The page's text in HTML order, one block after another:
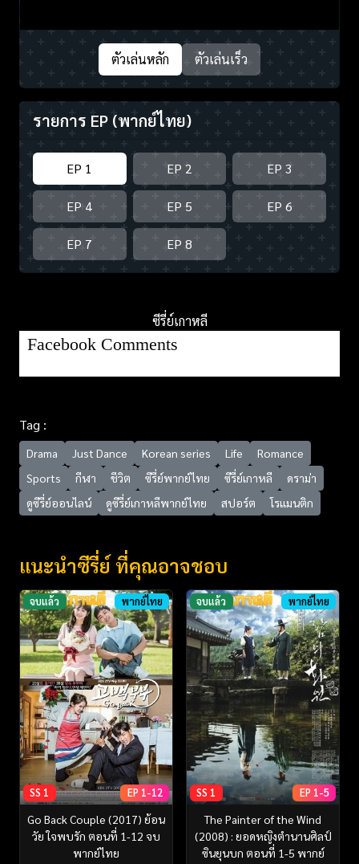
ตัวเล่นหลัก ตัวเล่นเร็ว
รายการ EP (พากย์ไทย)
EP 1 EP 2 EP 3
EP 4 EP 5 EP 6
EP 7 EP 8
ซีรี่ย์เกาหลี
Facebook Comments
Tag :
Drama Just Dance Korean series Life
Romance
Sports
กีฬา ชีวิต ซีรี่ย์พากย์ไทย ซีรี่ย์เกาหลี
ดราม่า
ดูซีรี่ย์ออนไลน์
ดูซีรี่ย์เกาหลีพากย์ไทย สปอร์ต โรแมนติก
แนะนำซีรี่ย์ ที่คุณอาจชอบ
จบแล้ว พากย์ไทย
SS 1 EP 1-12
Go Back Couple (2017) ย้อน
วัย ใจพบรัก ตอนที่ 1-12 จบ
พากย์ไทย
จบแล้ว พากย์ไทย
SS 1 EP 1-5
The Painter of the Wind
(2008) : ยอดหญิงตำนานศิลป์
ซินยุนบก ตอนที่ 1-5 พากย์